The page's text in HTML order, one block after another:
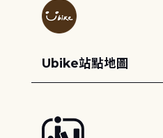
Ubike站點地圖